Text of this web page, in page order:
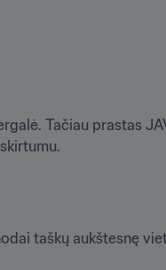
Tačiau prastas
taškų aukštesnę